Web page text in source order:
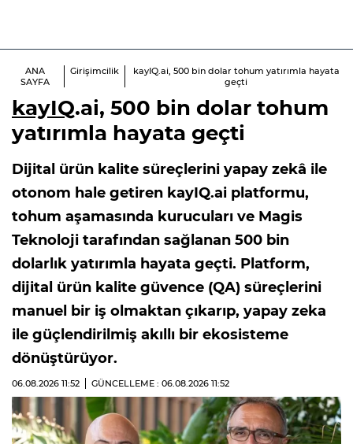
ANA
SAYFA
Girişimcilik
kayIQ.ai, 500 bin dolar tohum yatırımla hayata
geçti
kayIQ.ai, 500 bin dolar tohum
yatırımla hayata geçti
Dijital ürün kalite süreçlerini yapay zekâ ile
otonom hale getiren kayIQ.ai platformu,
tohum aşamasında kurucuları ve Magis
Teknoloji tarafından sağlanan 500 bin
dolarlık yatırımla hayata geçti. Platform,
dijital ürün kalite güvence (QA) süreçlerini
manuel bir iş olmaktan çıkarıp, yapay zeka
ile güçlendirilmiş akıllı bir ekosisteme
dönüştürüyor.
06.08.2026 11:52 GÜNCELLEME : 06.08.2026 11:52